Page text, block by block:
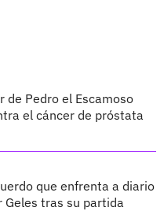
de Pedro el Escamoso
el cáncer de próstata
que enfrenta a diario
Geles tras su partida